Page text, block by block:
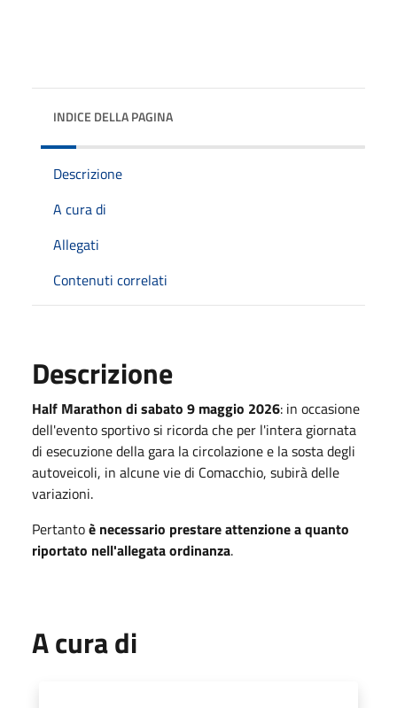
INDICE DELLA PAGINA
Descrizione
A cura di
Allegati
Contenuti correlati
Descrizione
Half Marathon di sabato 9 maggio 2026: in occasione
dell'evento sportivo si ricorda che per l'intera giornata
di esecuzione della gara la circolazione e la sosta degli
autoveicoli, in alcune vie di Comacchio, subirà delle
variazioni.
Pertantoè necessario prestare attenzione a quanto
riportato nell'allegata ordinanza.
A cura di